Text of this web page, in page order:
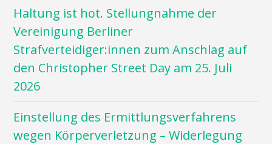
Haltung ist hot. Stellungnahme der
Vereinigung Berliner
Strafverteidiger:innen zum Anschlag auf
den Christopher Street Day am 25. Juli
2026
Einstellung des Ermittlungsverfahrens
wegen Körperverletzung – Widerlegung